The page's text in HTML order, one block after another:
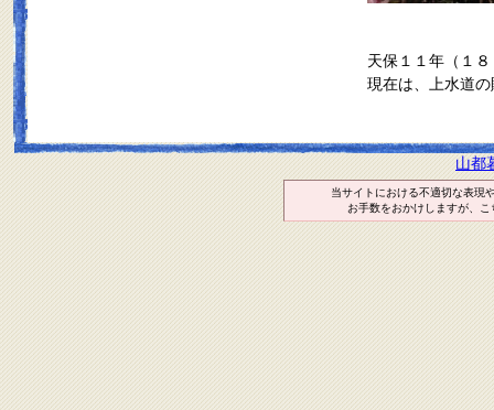
天保１１年（１
現在は、上水道
山都
当サイトにおける不適切な表現
お手数をおかけしますが、こ